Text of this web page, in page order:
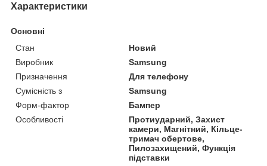
Характеристики
Основні
Стан
Новий
Виробник
Samsung
Призначення
Для телефону
Сумісність з
Samsung
Форм-фактор
Бампер
Особливості
Протиударний, Захист
камери, Магнітний, Кільце-
тримач обертове,
Пилозахищений, Функція
підставки